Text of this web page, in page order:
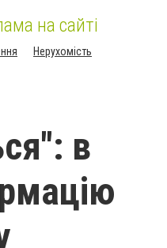
на сайті
Нерухомість
в